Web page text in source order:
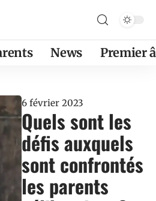
News Premier
6 février 2023
Quels sont les
défis auxquels
sont confrontés
les parents